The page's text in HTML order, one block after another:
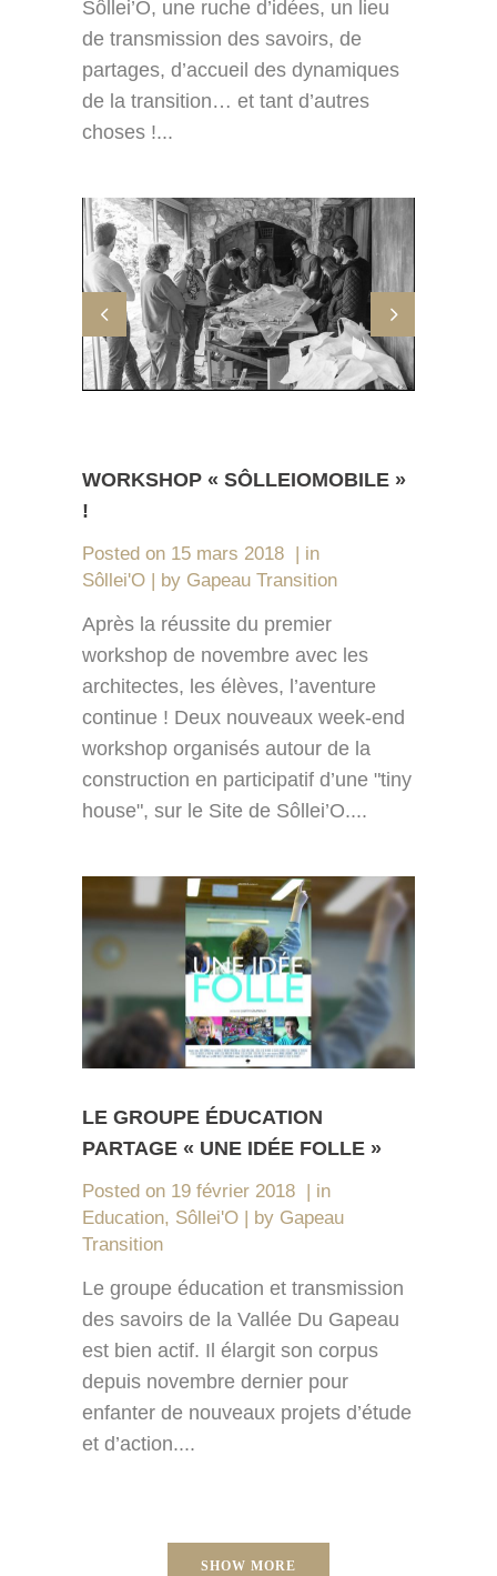
Sôllei’O, une ruche d’idées, un lieu
de transmission des savoirs, de
partages, d’accueil des dynamiques
de la transition… et tant d’autres
choses !...
WORKSHOP « SÔLLEIOMOBILE »
!
Posted on 15 mars 2018
in
Sôllei'O
by Gapeau Transition
Après la réussite du premier
workshop de novembre avec les
architectes, les élèves, l’aventure
continue ! Deux nouveaux week-end
workshop organisés autour de la
construction en participatif d’une "tiny
house", sur le Site de Sôllei’O....
LE GROUPE ÉDUCATION
PARTAGE « UNE IDÉE FOLLE »
Posted on 19 février 2018
in
Education, Sôllei'O by Gapeau
Transition
Le groupe éducation et transmission
des savoirs de la Vallée Du Gapeau
est bien actif. Il élargit son corpus
depuis novembre dernier pour
enfanter de nouveaux projets d’étude
et d’action....
SHOW MORE